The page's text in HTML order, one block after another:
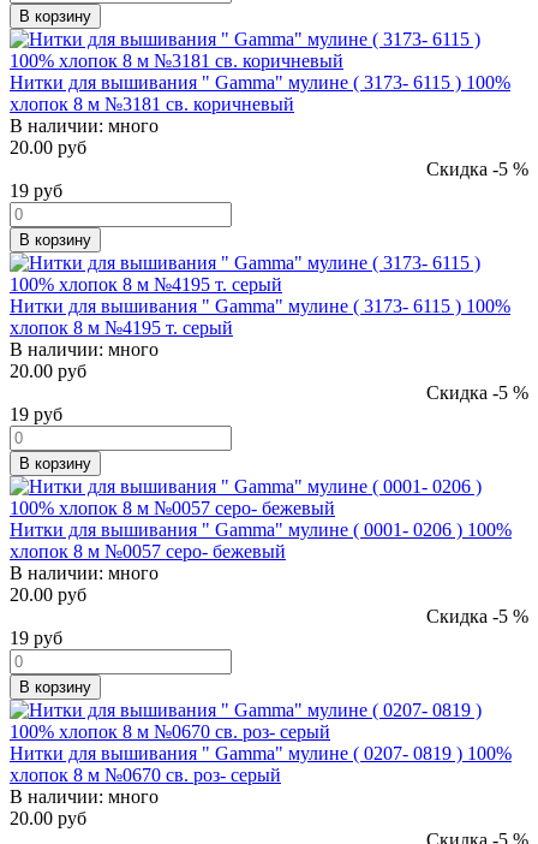
В корзину
Нитки для вышивания " Gamma" мулине ( 3173- 6115 ) 100%
хлопок 8 м №3181 св. коричневый
В наличии: много
20.00 руб
Скидка -5 %
19 руб
В корзину
Нитки для вышивания " Gamma" мулине ( 3173- 6115 ) 100%
хлопок 8 м №4195 т. серый
В наличии: много
20.00 руб
Скидка -5 %
19 руб
В корзину
Нитки для вышивания " Gamma" мулине ( 0001- 0206 ) 100%
хлопок 8 м №0057 серо- бежевый
В наличии: много
20.00 руб
Скидка -5 %
19 руб
В корзину
Нитки для вышивания " Gamma" мулине ( 0207- 0819 ) 100%
хлопок 8 м №0670 св. роз- серый
В наличии: много
20.00 руб
Скидка -5 %